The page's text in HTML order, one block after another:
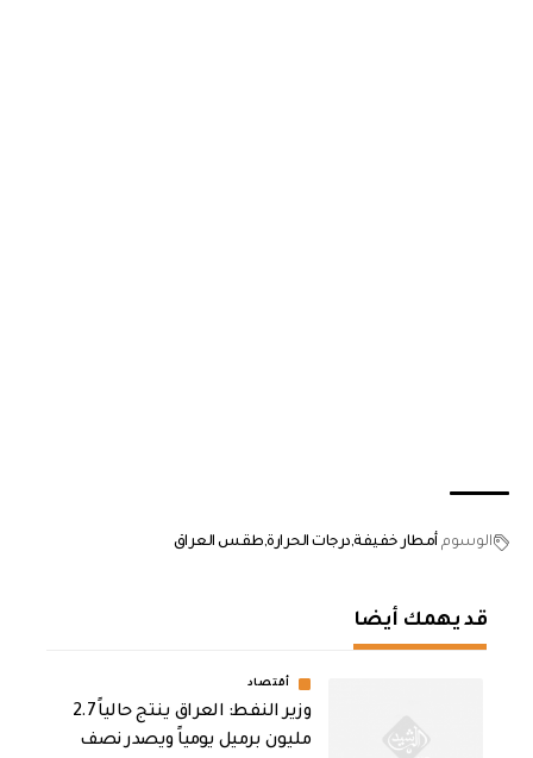
الوسوم أمطار خفيفة درجات الحرارة طقس العراق
قد يهمك أيضا
أقتصاد
وزير النفط: العراق ينتج حالياً 2.7
مليون برميل يومياً ويصدر نصف